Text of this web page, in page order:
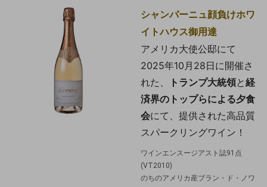
シャンパーニュ顔負けホワ
イトハウス御用達
アメリカ大使公邸にて
2025年10月28日に開催さ
れた、
トランプ大統領と経
済界のトップらによる夕食
会にて、提供された高品質
スパークリングワイン！
ワインエンスージアスト誌91点
(VT2010)
のちのアメリカ産ブラン・ド・ノワ